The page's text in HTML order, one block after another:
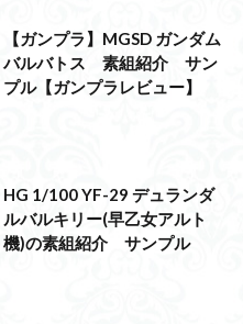
【ガンプラ】MGSD ガンダム
バルバトス 素組紹介 サン
プル【ガンプラレビュー】
HG 1/100 YF-29 デュランダ
ルバルキリー(早乙女アルト
機)の素組紹介 サンプル